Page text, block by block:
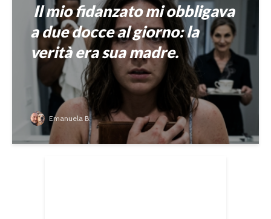
Il mio fidanzato mi obbligava
a due docce al giorno: la
verità era sua madre.
Emanuela B.